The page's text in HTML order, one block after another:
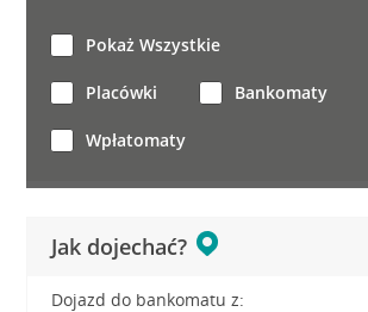
Jak dojechać?
Dojazd do bankomatu z:
Pokaż Wszystkie
Placówki Bankomaty
Wpłatomaty